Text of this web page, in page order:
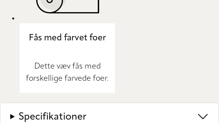
Fås med farvet foer
Dette væv fås med
forskellige farvede foer.
Specifikationer